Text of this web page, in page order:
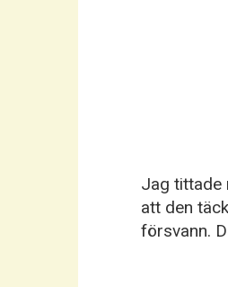
Jag tittade
att den
försvann.